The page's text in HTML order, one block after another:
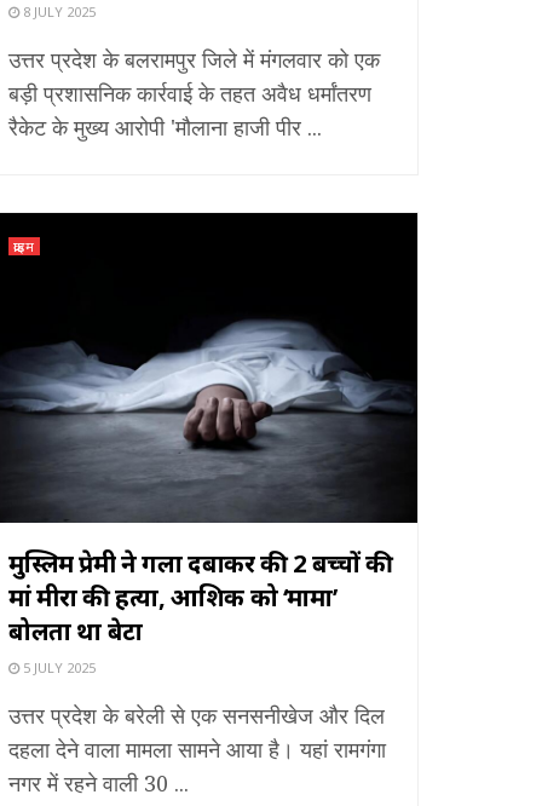
8 JULY 2025
उत्तर प्रदेश के बलरामपुर जिले में मंगलवार को एक
बड़ी प्रशासनिक कार्रवाई के तहत अवैध धर्मांतरण
रैकेट के मुख्य आरोपी 'मौलाना हाजी पीर ...
क्राइम
मुस्लिम प्रेमी ने गला दबाकर की 2 बच्चों की
मां मीरा की हत्या, आशिक को ‘मामा’
बोलता था बेटा
5 JULY 2025
उत्तर प्रदेश के बरेली से एक सनसनीखेज और दिल
दहला देने वाला मामला सामने आया है। यहां रामगंगा
नगर में रहने वाली 30 ...